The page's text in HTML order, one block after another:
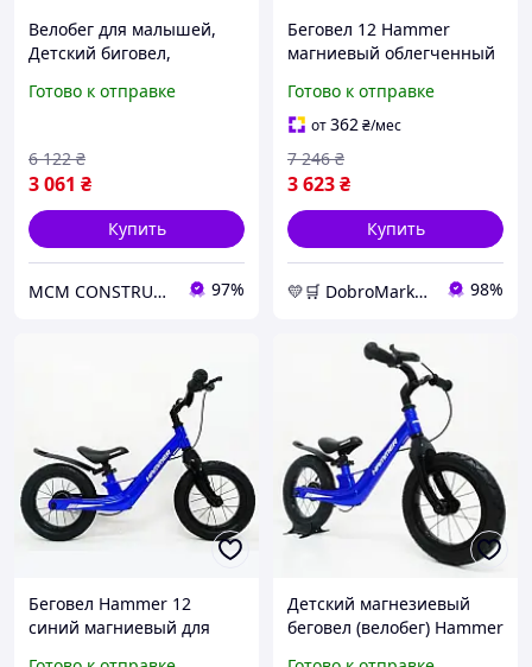
Велобег для малышей,
Детский биговел,
детский велосипед
Готово к отправке
3 061 ₴
6 122 ₴
Купить
MCM CONSTRUCTION 97%
Беговел 12 Hammer
магниевый облегченный
надувные колеса 12
дюймов подставка крыло
синий
Готово к отправке
от362₴/мес
3 623₴
7 246 ₴
Купить
💛🛒 DobroMarket 💛🛒 сеть интернет-магазинов 98%
Беговел Hammer 12
синий магниевый для
Детский магнезиевый
беговел (велобег) Hammer